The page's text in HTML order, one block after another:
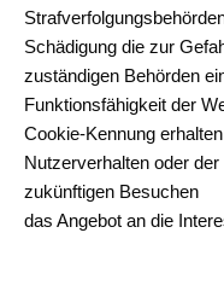
Schädigung die zur
zuständigen Behörden
Funktionsfähigkeit der
Cookie-Kennung
Nutzerverhalten oder
zukünftigen Besuchen
das Angebot an die